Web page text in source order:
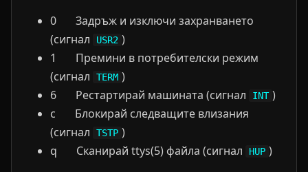
0 Задръж и изключи захранването
(сигнал
USR2 )
1 Премини в потребителски режим
(сигнал
TERM )
6 Рестартирай машината (сигнал
INT )
c Блокирай следващите влизания
(сигнал
TSTP )
q Сканирай ttys(5) файла (сигнал
HUP )